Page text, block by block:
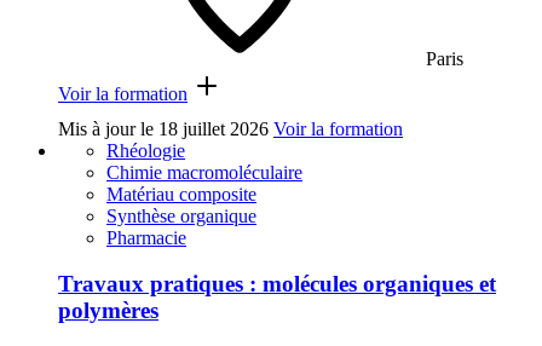
Paris
Voir la formation
Mis à jour le 18 juillet 2026 Voir la formation
Rhéologie
Chimie macromoléculaire
Matériau composite
Synthèse organique
Pharmacie
Travaux pratiques : molécules organiques et
polymères